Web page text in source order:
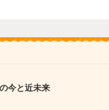
今と近未来